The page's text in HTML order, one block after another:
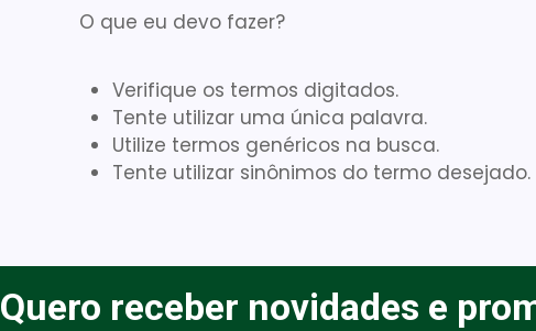
O que eu devo fazer?
Verifique os termos digitados.
Tente utilizar uma única palavra.
Utilize termos genéricos na busca.
Tente utilizar sinônimos do termo desejado.
Quero receber novidades e
6º Littmann
Gaze Esteril
Cadeira Banho
º Gaze